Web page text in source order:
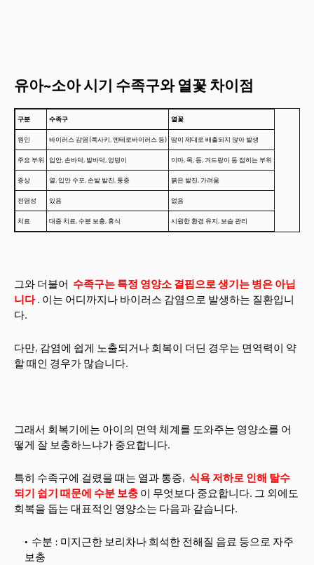
유아~소아 시기 수족구와 열꽃 차이점
구분 수족구 열꽃
원인 바이러스 감염 (콕사키, 엔테로바이러스 등) 땀이 제대로 배출되지 않아 발생
주요 부위 입안, 손바닥, 발바닥, 엉덩이 이마, 목, 등, 겨드랑이 등 접히는 부위
증상 열, 입안 수포, 손발 발진, 통증 붉은 발진, 가려움
전염성 있음 없음
치료 대증 치료, 수분 보충, 휴식 시원한 환경 유지, 보습 관리
그와 더불어 수족구는 특정 영양소 결핍으로 생기는 병은 아닙
니다 . 이는 어디까지나 바이러스 감염으로 발생하는 질환입니
다.
다만, 감염에 쉽게 노출되거나 회복이 더딘 경우는 면역력이 약
할 때인 경우가 많습니다.
그래서 회복기에는 아이의 면역 체계를 도와주는 영양소를 어
떻게 잘 보충하느냐가 중요합니다.
특히 수족구에 걸렸을 때는 열과 통증, 식욕 저하로 인해 탈수
되기 쉽기 때문에 수분 보충 이 무엇보다 중요합니다. 그 외에도
회복을 돕는 대표적인 영양소는 다음과 같습니다.
수분 : 미지근한 보리차나 희석한 전해질 음료 등으로 자주
보충